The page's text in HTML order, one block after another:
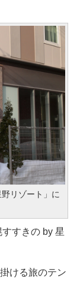
リゾート」に
すきの by 星
ける旅のテン